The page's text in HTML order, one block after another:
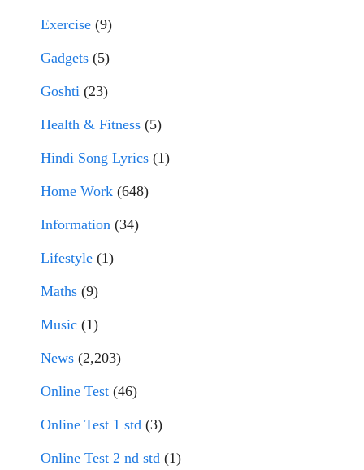
Exercise (9)
Gadgets (5)
Goshti (23)
Health & Fitness (5)
Hindi Song Lyrics (1)
Home Work (648)
Information (34)
Lifestyle (1)
Maths (9)
Music (1)
News (2,203)
Online Test (46)
Online Test 1 std (3)
Online Test 2 nd std (1)